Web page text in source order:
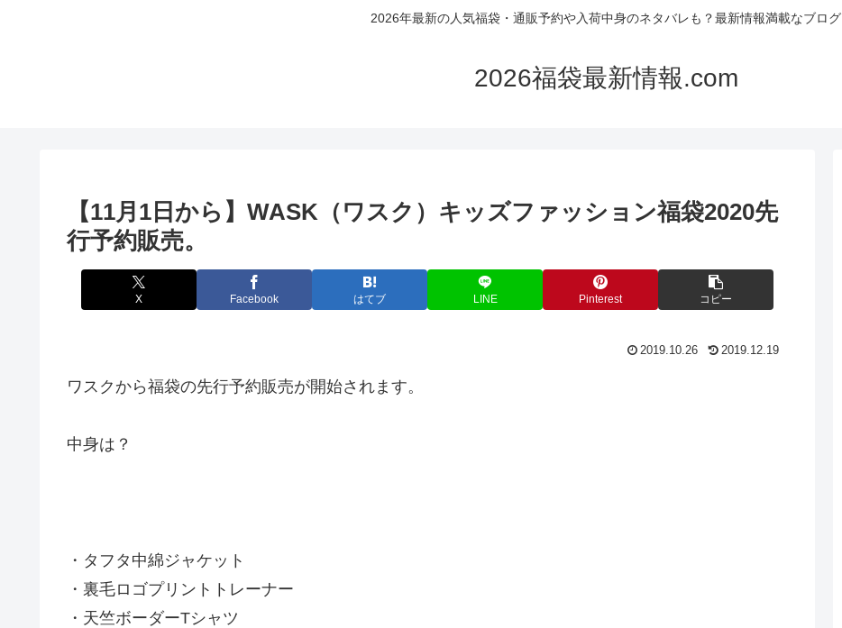
2026年最新の人気福袋・通販予約や入荷中身のネタバレも？最新情報満載なブログ
2026福袋最新情報.com
【11月1日から】WASK（ワスク）キッズファッション福袋2020先
行予約販売。
X Facebook はてブ LINE Pinterest コピー
2019.10.26 2019.12.19
ワスクから福袋の先行予約販売が開始されます。
中身は？
・タフタ中綿ジャケット
・裏毛ロゴプリントトレーナー
・天竺ボーダーTシャツ